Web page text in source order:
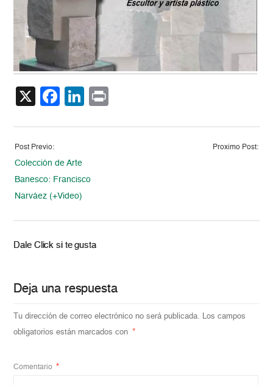
X Facebook
LinkedIn
Post Previo:
Colección de Arte
Banesco: Francisco
Narváez (+Video)
Proximo Post:
Dale Click si te gusta
Deja una respuesta
Tu dirección de correo electrónico no será publicada. Los campos
obligatorios están marcados con *
Comentario *